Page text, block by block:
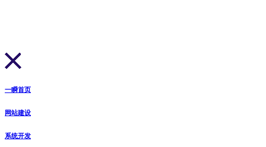
一瞬首页
网站建设
系统开发